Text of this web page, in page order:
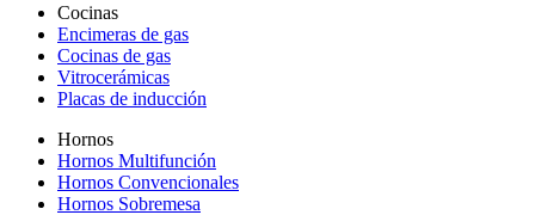
Cocinas
Encimeras de gas
Cocinas de gas
Vitrocerámicas
Placas de inducción
Hornos
Hornos Multifunción
Hornos Convencionales
Hornos Sobremesa